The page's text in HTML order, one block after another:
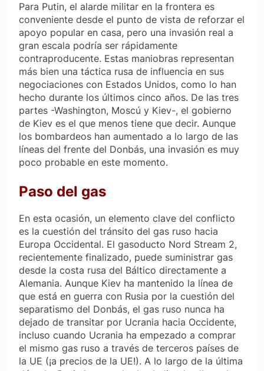
Para Putin, el alarde militar en la frontera es
conveniente desde el punto de vista de reforzar el
apoyo popular en casa, pero una invasión real a
gran escala podría ser rápidamente
contraproducente. Estas maniobras representan
más bien una táctica rusa de influencia en sus
negociaciones con Estados Unidos, como lo han
hecho durante los últimos cinco años. De las tres
partes -Washington, Moscú y Kiev-, el gobierno
de Kiev es el que menos tiene que decir. Aunque
los bombardeos han aumentado a lo largo de las
líneas del frente del Donbás, una invasión es muy
poco probable en este momento.
Paso del gas
En esta ocasión, un elemento clave del conflicto
es la cuestión del tránsito del gas ruso hacia
Europa Occidental. El gasoducto Nord Stream 2,
recientemente finalizado, puede suministrar gas
desde la costa rusa del Báltico directamente a
Alemania. Aunque Kiev ha mantenido la línea de
que está en guerra con Rusia por la cuestión del
separatismo del Donbás, el gas ruso nunca ha
dejado de transitar por Ucrania hacia Occidente,
incluso cuando Ucrania ha empezado a comprar
el mismo gas ruso a través de terceros países de
la UE (¡a precios de la UE!). A lo largo de la última